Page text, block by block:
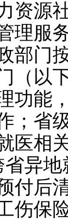
资源
理服
部门
（以
功能
；省
医相
地
付后
伤保